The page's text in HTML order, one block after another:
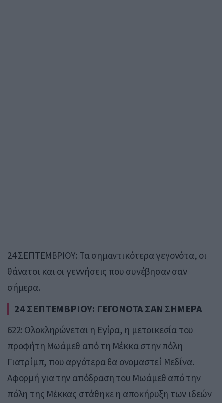
24 ΣΕΠΤΕΜΒΡΙΟΥ: Τα σημαντικότερα γεγονότα, οι
θάνατοι και οι γεννήσεις που συνέβησαν σαν
σήμερα.
24 ΣΕΠΤΕΜΒΡΙΟΥ: ΓΕΓΟΝΟΤΑ ΣΑΝ ΣΗΜΕΡΑ
622: Ολοκληρώνεται η Εγίρα, η μετοικεσία του
προφήτη Μωάμεθ από τη Μέκκα στην πόλη
Γιατρίμπ, που αργότερα θα ονομαστεί Μεδίνα.
Αφορμή για την απόδραση του Μωάμεθ από την
πόλη της Μέκκας στάθηκε η αποκήρυξη των ιδεών